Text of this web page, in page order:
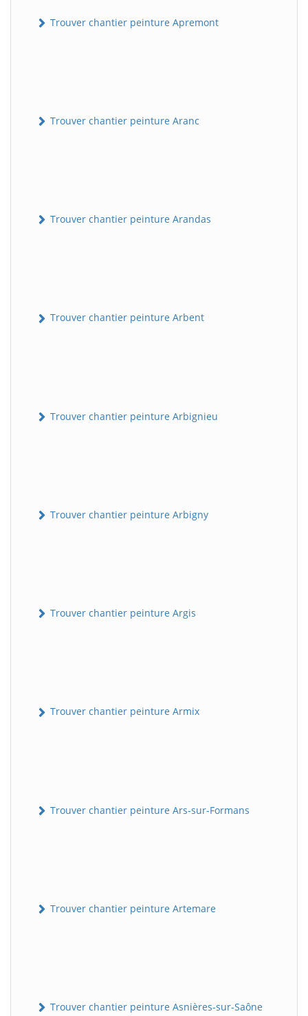
Trouver chantier peinture Apremont
Trouver chantier peinture Aranc
Trouver chantier peinture Arandas
Trouver chantier peinture Arbent
Trouver chantier peinture Arbignieu
Trouver chantier peinture Arbigny
Trouver chantier peinture Argis
Trouver chantier peinture Armix
Trouver chantier peinture Ars-sur-Formans
Trouver chantier peinture Artemare
Trouver chantier peinture Asnières-sur-Saône